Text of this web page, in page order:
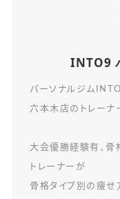
INTO9
パーソナルジム
六本木店のトレーナ
大会優勝経験有、骨
トレーナーが
骨格タイプ別の痩せ